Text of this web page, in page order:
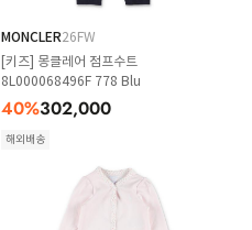
MONCLER26FW
[키즈] 몽클레어 점프수트
8L000068496F 778 Blu
40%302,000
해외배송